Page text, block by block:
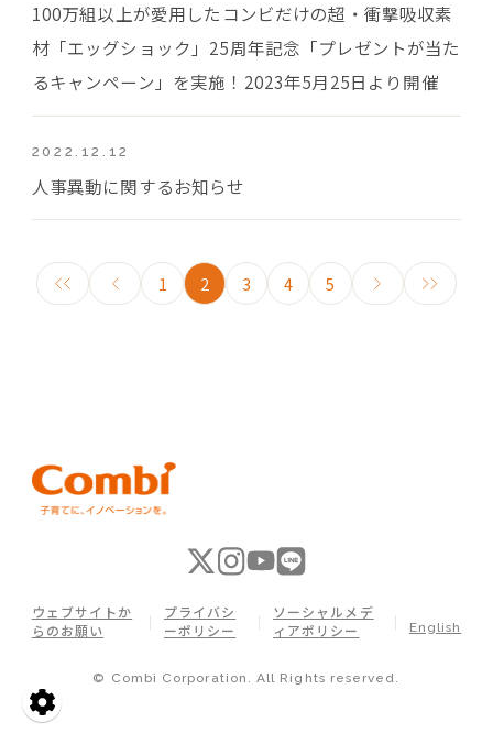
100万組以上が愛用したコンビだけの超・衝撃吸収素
材「エッグショック」25周年記念「プレゼントが当た
るキャンペーン」を実施！2023年5月25日より開催
2022.12.12
人事異動に関するお知らせ
1 2 3 4 5
© Combi Corporation. All Rights reserved.
ウェブサイトか
らのお願い
プライバシ
ーポリシー
ソーシャルメデ
ィアポリシー
English